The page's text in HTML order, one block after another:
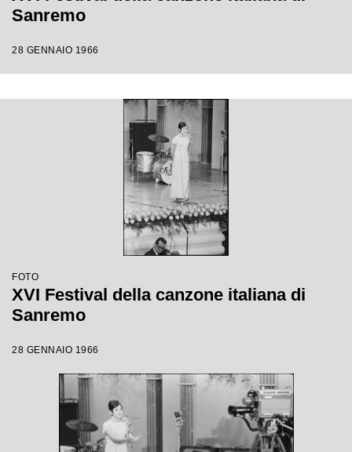
Sanremo
28 GENNAIO 1966
FOTO
XVI Festival della canzone italiana di
Sanremo
28 GENNAIO 1966